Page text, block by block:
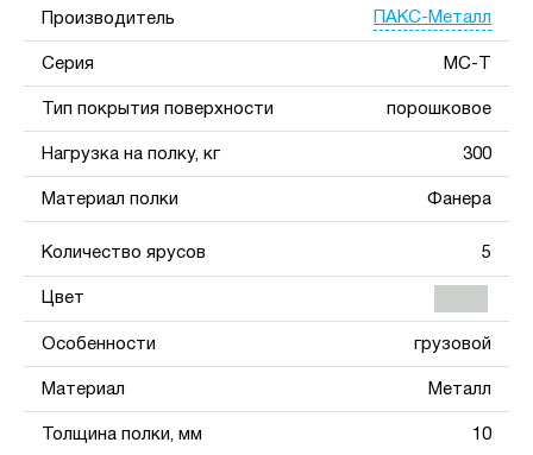
Производитель ПАКС-Металл
Серия МС-Т
Тип покрытия поверхности порошковое
Нагрузка на полку, кг 300
Материал полки Фанера
Количество ярусов 5
Цвет
Особенности грузовой
Материал Металл
Толщина полки, мм 10